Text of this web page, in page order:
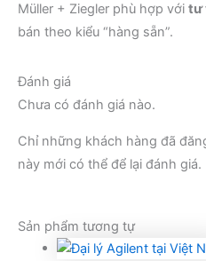
Müller + Ziegler phù hợp với tư
bán theo kiểu “hàng sẵn”.
Đánh giá
Chưa có đánh giá nào.
Chỉ những khách hàng đã
này mới có thể để lại đánh giá.
Sản phẩm tương tự